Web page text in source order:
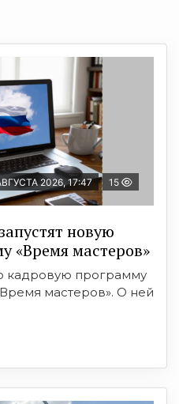
2026, 17:47 15
новую
«Время мастеров»
кадровую программу
мастеров». О ней